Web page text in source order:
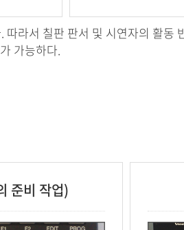
라서 칠판 판서 및 시연자의 활동
가능하다.
준비 작업)